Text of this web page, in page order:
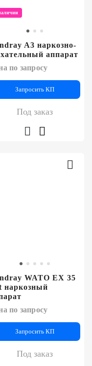
A3 наркозно-
аппарат
по запросу
Запросить КП
Под заказ
WATO EX 35
наркозный
по запросу
Запросить КП
Под заказ